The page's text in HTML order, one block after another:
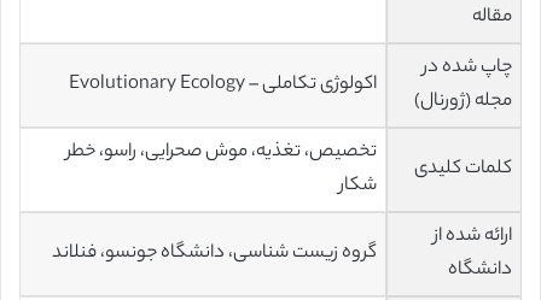
مقاله
چاپ شده در
مجله (ژورنال)
اکولوژی تکاملی – Evolutionary Ecology
کلمات کلیدی
تخصيص، تغذيه، موش صحرایی، راسو، خطر
شکار
ارائه شده از
دانشگاه
گروه زیست شناسی، دانشگاه جونسو، فنلاند